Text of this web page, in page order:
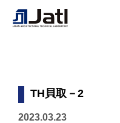
TH貝取－2
2023.03.23